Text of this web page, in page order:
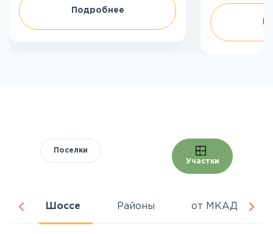
Подробнее
Поселки
Участки
Шоссе Районы от МКАД